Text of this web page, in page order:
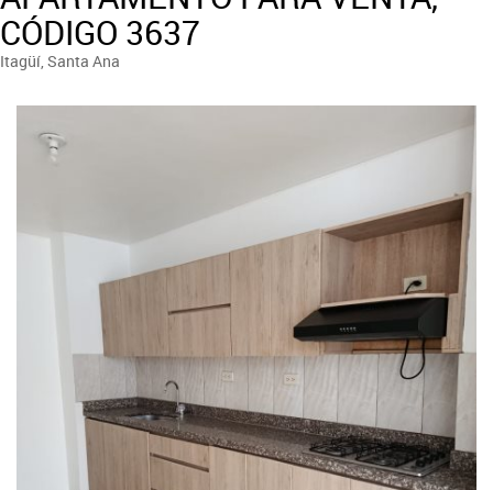
CÓDIGO 3637
Itagüí, Santa Ana